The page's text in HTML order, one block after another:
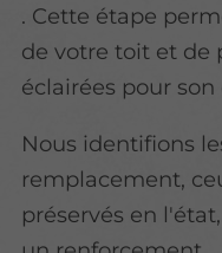
. Cette étape
de votre toit et de
éclairées pour
Nous identifions
remplacement,
préservés en